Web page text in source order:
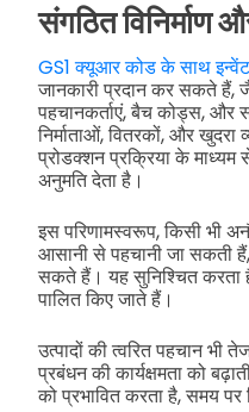
संगठित विनिर्माण
GS1 क्यूआर कोड के साथ
जानकारी प्रदान कर सकते हैं,
पहचानकर्ताएं, बैच कोड्स, और
निर्माताओं, वितरकों, और
प्रोडक्शन प्रक्रिया के माध्यम
अनुमति देता है।
इस परिणामस्वरूप, किसी भी
आसानी से पहचानी जा सकती
सकते हैं। यह सुनिश्चित करता
पालित किए जाते हैं।
उत्पादों की त्वरित पहचान भी
प्रबंधन की कार्यक्षमता को
को प्रभावित करता है, समय पर